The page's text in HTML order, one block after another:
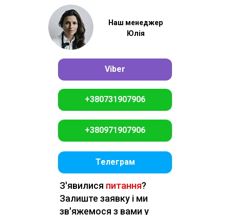
З'явилися питання?
Залиште заявку і ми
зв'яжемося з вами у
Наш менеджер
Юлія
Viber
+380731907906
+380971907906
Телеграм